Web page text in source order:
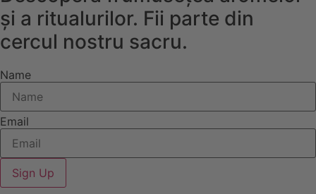
și a ritualurilor. Fii parte din
cercul nostru sacru.
Name
Email
Sign Up